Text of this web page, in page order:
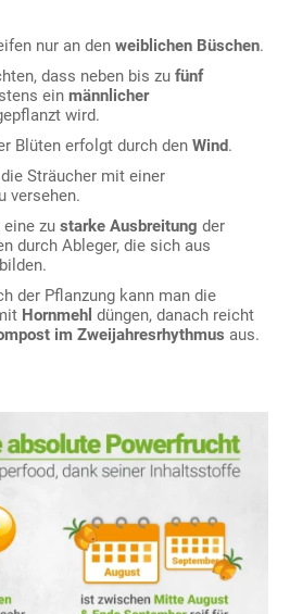
nur an den weiblichen Büschen.
dass neben bis zu fünf
ein männlicher
wird.
Blüten erfolgt durch den Wind.
Sträucher mit einer
versehen.
zu starke Ausbreitung der
durch Ableger, die sich aus
bilden.
der Pflanzung kann man die
Hornmehl düngen, danach reicht
im Zweijahresrhythmus aus.